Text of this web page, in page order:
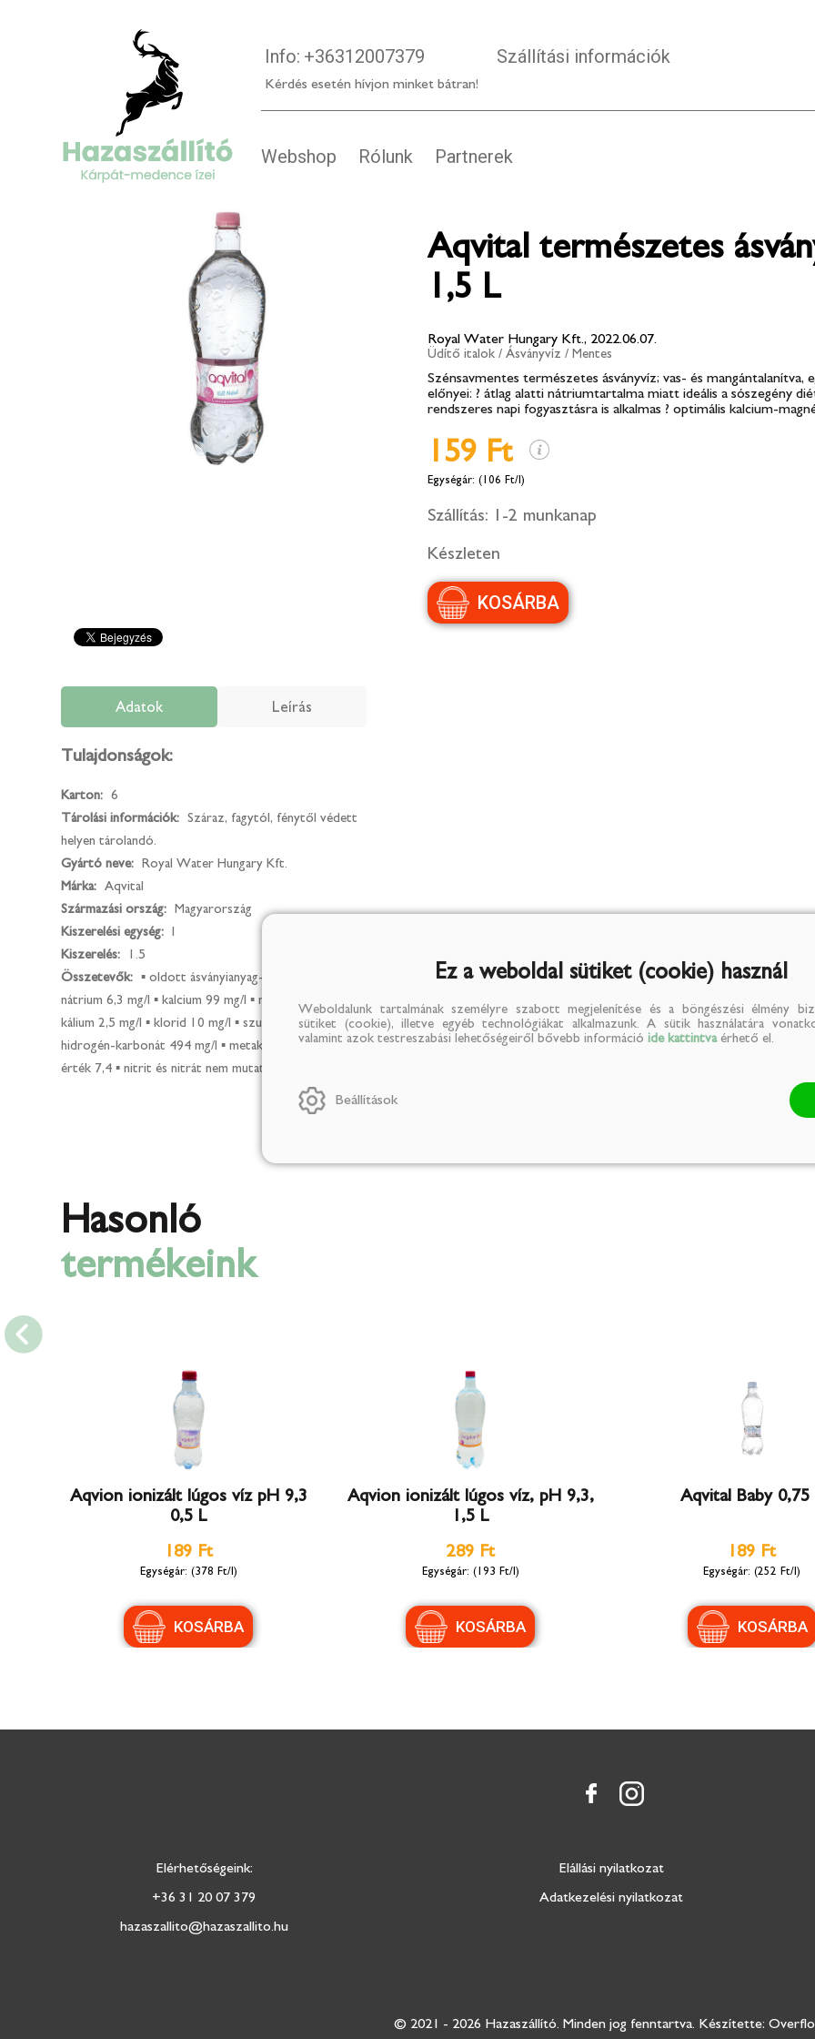
Info: +36312007379
Kérdés esetén hívjon minket bátran!
Szállítási információk
Webshop Rólunk Partnerek
Aqvital természetes
1,5 L
Royal Water Hungary Kft., 2022.06.07.
Üdítő italok / Ásványvíz / Mentes
Szénsavmentes természetes ásványvíz; vas- és mangántalanítva,
előnyei: ? átlag alatti nátriumtartalma miatt ideális a sószegény
rendszeres napi fogyasztásra is alkalmas ? optimális kalcium-
159 Ft
(106 Ft/l)
Szállítás: 1-2 munkanap
Készleten
Adatok Leírás
Tulajdonságok:
Karton:
6
Tárolási információk:
Száraz, fagytól, fénytől védett
helyen tárolandó.
Gyártó neve:
Royal Water Hungary Kft.
Márka:
Aqvital
Származási ország:
Magyarország
Kiszerelési egység:
l
Kiszerelés:
1.5
Összetevők:
▪ oldott ásványianyag-tartalom 730 mg/l ▪
nátrium 6,3 mg/l ▪ kalcium 99 mg/l ▪ magnézium 49,7 mg/l ▪
kálium 2,5 mg/l ▪ klorid 10 mg/l ▪ szulfát 46 mg/l ▪
hidrogén-karbonát 494 mg/l ▪ metakovasav 24 mg/l ▪ pH-
érték 7,4 ▪ nitrit és nitrát nem mutatható ki
Hasonló
termékeink
Aqvion ionizált lúgos víz pH 9,3
0,5 L
189 Ft
(378 Ft/l)
Aqvion ionizált lúgos víz, pH 9,3,
1,5 L
289 Ft
(193 Ft/l)
Aqvital Baby 0,75
189 Ft
(252 Ft/l)
Elérhetőségeink:
+36 31 20 07 379
hazaszallito@hazaszallito.hu
Elállási nyilatkozat
Adatkezelési nyilatkozat
© 2021 - 2026 Hazaszállító. Minden jog fenntartva. Készítette:
Ez a weboldal sütiket (cookie) használ
Weboldalunk tartalmának személyre szabott megjelenítése és a böngészési élmény
sütiket (cookie), illetve egyéb technológiákat alkalmazunk. A sütik használatára
valamint azok testreszabási lehetőségeiről bővebb információ ide kattintvaérhető el.
Beállítások